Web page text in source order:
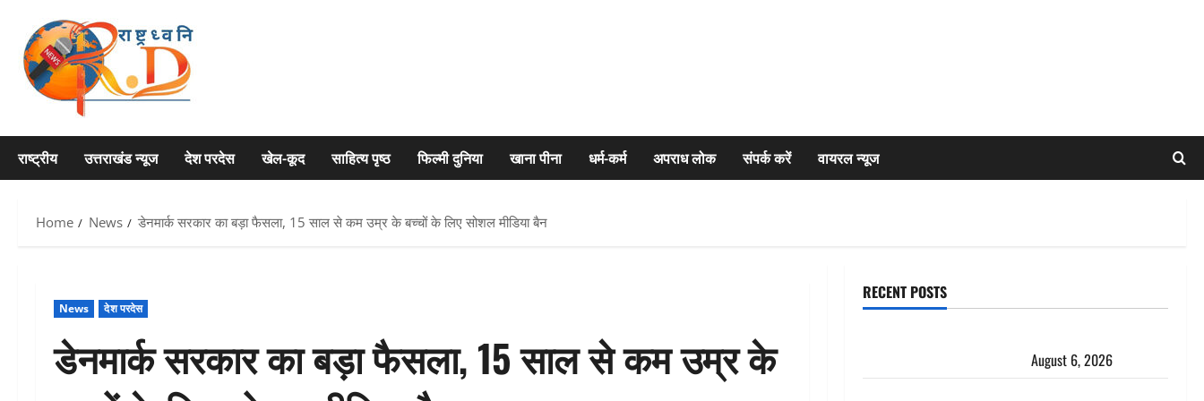
content
राष्ट्रीय उत्तराखंड न्यूज देश परदेस खेल-कूद साहित्य पृष्ठ फिल्मी दुनिया खाना पीना धर्म-कर्म अपराध लोक संपर्क करें वायरल न्यूज
Home News डेनमार्क सरकार का बड़ा फैसला, 15 साल से कम उम्र के बच्चों के लिए सोशल मीडिया बैन
News देश परदेस
डेनमार्क सरकार का बड़ा फैसला, 15 साल से कम उम्र के
RECENT POSTS
August 6, 2026